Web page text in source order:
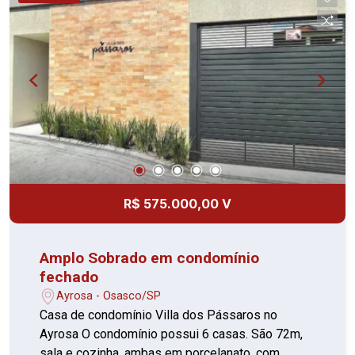
R$ 575.000,00 V
Amplo Sobrado em condomínio
fechado
Ayrosa - Osasco/SP
Casa de condomínio Villa dos Pássaros no
Ayrosa O condomínio possui 6 casas. São 72m,